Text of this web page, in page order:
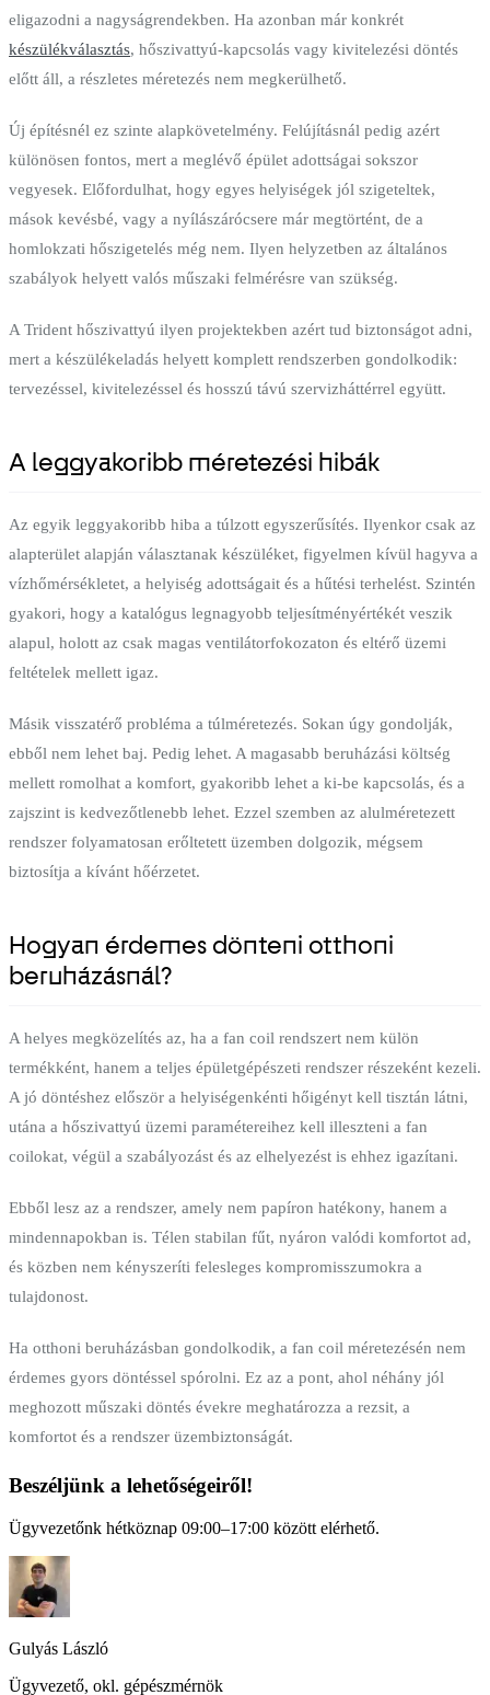
eligazodni a nagyságrendekben. Ha azonban már konkrét
készülékválasztás, hőszivattyú-kapcsolás vagy kivitelezési döntés
előtt áll, a részletes méretezés nem megkerülhető.
Új építésnél ez szinte alapkövetelmény. Felújításnál pedig azért
különösen fontos, mert a meglévő épület adottságai sokszor
vegyesek. Előfordulhat, hogy egyes helyiségek jól szigeteltek,
mások kevésbé, vagy a nyílászárócsere már megtörtént, de a
homlokzati hőszigetelés még nem. Ilyen helyzetben az általános
szabályok helyett valós műszaki felmérésre van szükség.
A Trident hőszivattyú ilyen projektekben azért tud biztonságot adni,
mert a készülékeladás helyett komplett rendszerben gondolkodik:
tervezéssel, kivitelezéssel és hosszú távú szervizháttérrel együtt.
A leggyakoribb méretezési hibák
Az egyik leggyakoribb hiba a túlzott egyszerűsítés. Ilyenkor csak az
alapterület alapján választanak készüléket, figyelmen kívül hagyva a
vízhőmérsékletet, a helyiség adottságait és a hűtési terhelést. Szintén
gyakori, hogy a katalógus legnagyobb teljesítményértékét veszik
alapul, holott az csak magas ventilátorfokozaton és eltérő üzemi
feltételek mellett igaz.
Másik visszatérő probléma a túlméretezés. Sokan úgy gondolják,
ebből nem lehet baj. Pedig lehet. A magasabb beruházási költség
mellett romolhat a komfort, gyakoribb lehet a ki-be kapcsolás, és a
zajszint is kedvezőtlenebb lehet. Ezzel szemben az alulméretezett
rendszer folyamatosan erőltetett üzemben dolgozik, mégsem
biztosítja a kívánt hőérzetet.
Hogyan érdemes dönteni otthoni
beruházásnál?
A helyes megközelítés az, ha a fan coil rendszert nem külön
termékként, hanem a teljes épületgépészeti rendszer részeként kezeli.
A jó döntéshez először a helyiségenkénti hőigényt kell tisztán látni,
utána a hőszivattyú üzemi paramétereihez kell illeszteni a fan
coilokat, végül a szabályozást és az elhelyezést is ehhez igazítani.
Ebből lesz az a rendszer, amely nem papíron hatékony, hanem a
mindennapokban is. Télen stabilan fűt, nyáron valódi komfortot ad,
és közben nem kényszeríti felesleges kompromisszumokra a
tulajdonost.
Ha otthoni beruházásban gondolkodik, a fan coil méretezésén nem
érdemes gyors döntéssel spórolni. Ez az a pont, ahol néhány jól
meghozott műszaki döntés évekre meghatározza a rezsit, a
komfortot és a rendszer üzembiztonságát.
Beszéljünk a lehetőségeiről!
Ügyvezetőnk hétköznap 09:00–17:00 között elérhető.
Gulyás László
Ügyvezető, okl. gépészmérnök